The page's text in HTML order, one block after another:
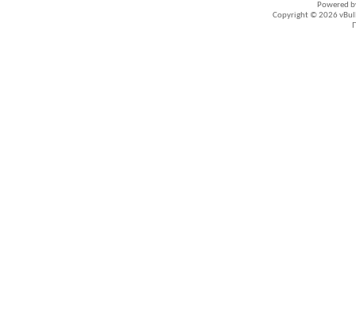
Powered
Copyright © 2026